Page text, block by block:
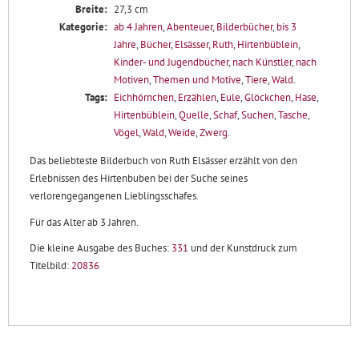
Breite: 27,3 cm
Kategorie: ab 4 Jahren,Abenteuer,Bilderbücher,bis 3
Jahre,Bücher,Elsässer, Ruth,Hirtenbüblein,
Kinder- und Jugendbücher,nach Künstler,nach
Motiven,Themen und Motive,Tiere,Wald.
Tags: Eichhörnchen,Erzählen,Eule,Glöckchen,Hase,
Hirtenbüblein,Quelle,Schaf,Suchen,Tasche,
Vögel,Wald,Weide,Zwerg.
Das beliebteste Bilderbuch von Ruth Elsässer erzählt von den
Erlebnissen des Hirtenbuben bei der Suche seines
verlorengegangenen Lieblingsschafes.
Für das Alter ab 3 Jahren.
Die kleine Ausgabe des Buches: 331 und der Kunstdruck zum
Titelbild: 20836